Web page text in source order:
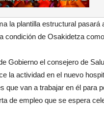
la plantilla estructural
condición de Osakidetza
Gobierno el consejero de
la actividad en el nuevo
que van a trabajar en él para
de empleo que se espera